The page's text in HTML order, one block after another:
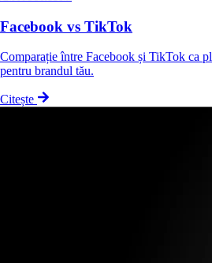
Facebook vs TikTok
Comparație între Facebook și TikTok ca
pentru brandul tău.
Citește